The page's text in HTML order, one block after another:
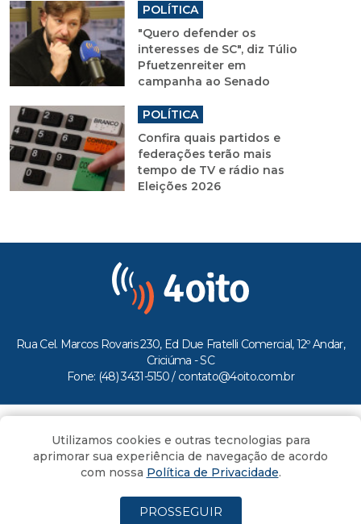
POLÍTICA
"Quero defender os
interesses de SC", diz Túlio
Pfuetzenreiter em
campanha ao Senado
POLÍTICA
Confira quais partidos e
federações terão mais
tempo de TV e rádio nas
Eleições 2026
Rua Cel. Marcos Rovaris 230, Ed Due Fratelli Comercial, 12º Andar,
Criciúma - SC
Fone: (48) 3431-5150 / contato@4oito.com.br
Todos os direitos reservados ao Portal 4oito
Utilizamos cookies e outras tecnologias para
aprimorar sua experiência de navegação de acordo
com nossa Política de Privacidade.
PROSSEGUIR